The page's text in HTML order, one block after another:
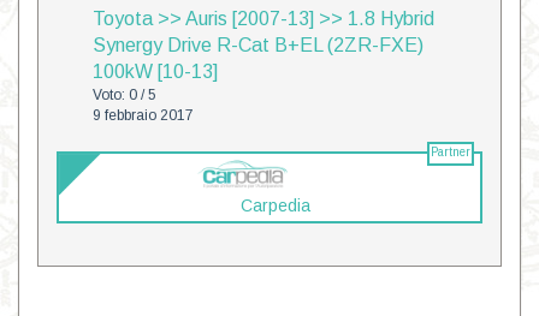
Toyota >> Auris [2007-13] >> 1.8 Hybrid
Synergy Drive R-Cat B+EL (2ZR-FXE)
100kW [10-13]
Voto: 0 / 5
9 febbraio 2017
Partner
Carpedia